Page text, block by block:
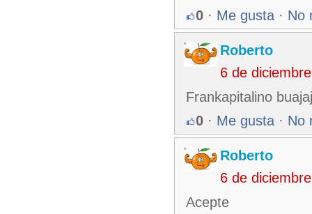
0 · Me gusta · No
Roberto
6 de
Frankapitalino
0 · Me gusta · No
Roberto
6 de
Acepte